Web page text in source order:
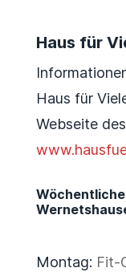
Haus für
Haus für
Webseite
Montag: Fit-